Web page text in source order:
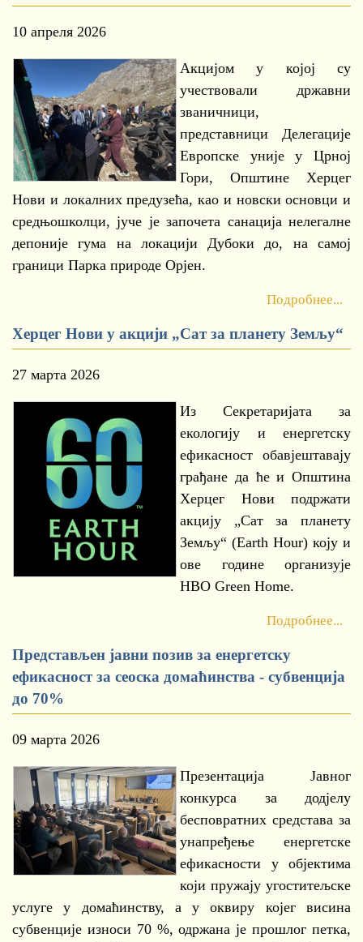
10 апреля 2026
Акцијом у којој су
учествовали државни
званичници,
представници Делегације
Европске уније у Црној
Гори, Општине Херцег
Нови и локалних предузећа, као и новски основци и
средњошколци, јуче је започета санација нелегалне
депоније гума на локацији Дубоки до, на самој
граници Парка природе Орјен.
Подробнее...
Херцег Нови у акцији „Сат за планету Земљу“
27 марта 2026
Из Секретаријата за
екологију и енергетску
ефикасност обавјештавају
грађане да ће и Општина
Херцег Нови подржати
акцију „Сат за планету
Земљу“ (Earth Hour) коју и
ове године организује
НВО Green Home.
Подробнее...
Представљен јавни позив за енергетску
ефикасност за сеоска домаћинства - субвенција
до 70%
09 марта 2026
Презентација Јавног
конкурса за додјелу
бесповратних средстава за
унапређење енергетске
ефикасности у објектима
који пружају угоститељске
услуге у домаћинству, а у оквиру којег висина
субвенције износи 70 %, одржана је прошлог петка,